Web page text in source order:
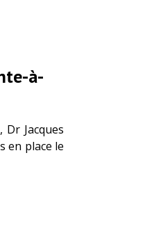
à-
Jacques
en place le